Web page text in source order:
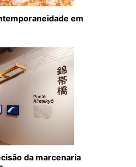
em
da marcenaria